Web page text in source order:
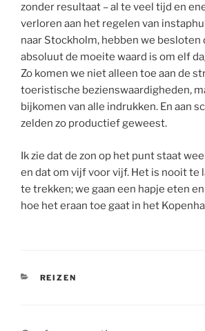
zonder resultaat – al te veel tijd en
verloren aan het regelen van
naar Stockholm, hebben we besloten
absoluut de moeite waard is om elf
Zo komen we niet alleen toe aan de
toeristische bezienswaardigheden,
bijkomen van alle indrukken. En aan
zelden zo productief geweest.
Ik zie dat de zon op het punt staat
en dat om vijf voor vijf. Het is nooit te
te trekken; we gaan een hapje eten
hoe het eraan toe gaat in het
CATEGORIEËN
REIZEN